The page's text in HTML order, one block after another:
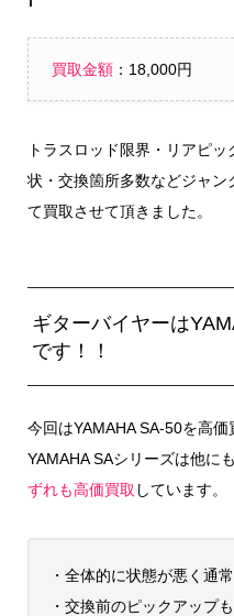
買取金額：18,000円
トラスロッド限界・リアピ
状・交換箇所多数などジャン
て買取させて頂きました。
ギターバイヤーは
です！！
今回はYAMAHA SA-50を高価
YAMAHA SAシリーズは他に
ずれも高価買取 しています。
・全体的に状態が悪く
・交換前のピックアップ